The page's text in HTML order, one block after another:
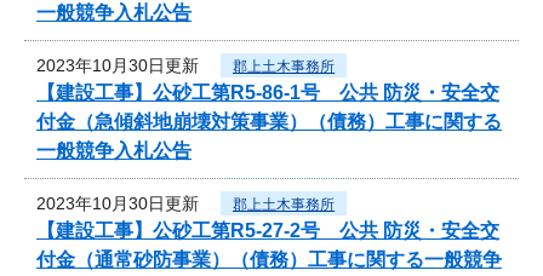
一般競争入札公告
2023年10月30日更新 郡上土木事務所
【建設工事】公砂工第R5-86-1号 公共 防災・安全交
付金（急傾斜地崩壊対策事業）（債務）工事に関する
一般競争入札公告
2023年10月30日更新 郡上土木事務所
【建設工事】公砂工第R5-27-2号 公共 防災・安全交
付金（通常砂防事業）（債務）工事に関する一般競争